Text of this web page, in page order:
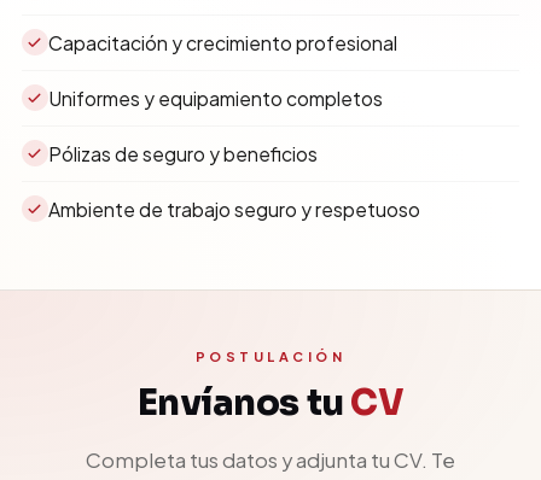
Capacitación y crecimiento profesional
Uniformes y equipamiento completos
Pólizas de seguro y beneficios
Ambiente de trabajo seguro y respetuoso
POSTULACIÓN
Envíanos tuCV
Completa tus datos y adjunta tu CV. Te